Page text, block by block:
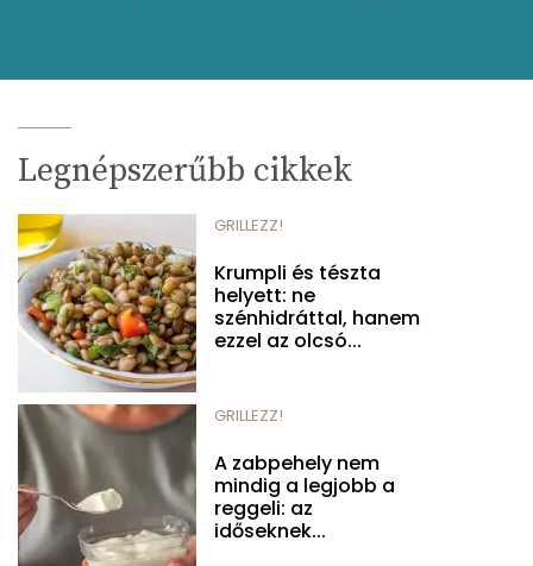
Legnépszerűbb cikkek
GRILLEZZ!
Krumpli és tészta
helyett: ne
szénhidráttal, hanem
ezzel az olcsó...
GRILLEZZ!
A zabpehely nem
mindig a legjobb a
reggeli: az
időseknek...